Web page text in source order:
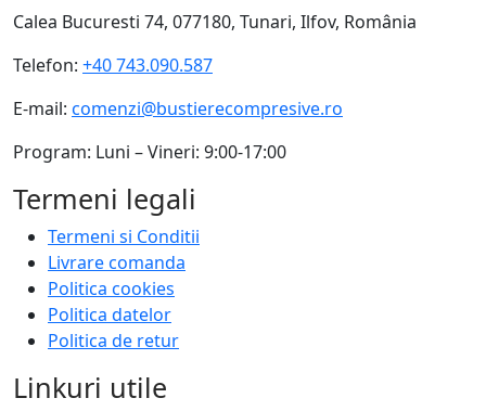
Calea Bucuresti 74, 077180, Tunari, Ilfov, România
Telefon: +40 743.090.587
E-mail: comenzi@bustierecompresive.ro
Program: Luni – Vineri: 9:00-17:00
Termeni legali
Termeni si Conditii
Livrare comanda
Politica cookies
Politica datelor
Politica de retur
Linkuri utile